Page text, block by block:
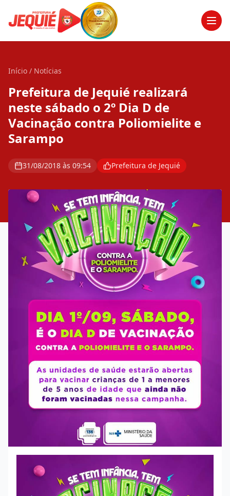
Início / Notícias
Prefeitura de Jequié realizará
neste sábado o 2º Dia D de
Vacinação contra Poliomielite e
Sarampo
31/08/2018 às 09:54 Prefeitura de Jequié